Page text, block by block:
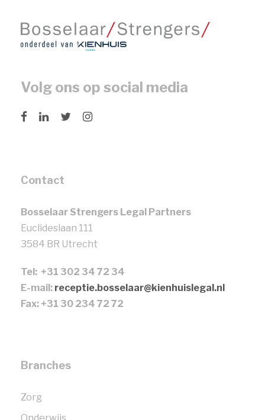
Volg ons op social media
Contact
Bosselaar Strengers Legal Partners
Euclideslaan 111
3584 BR Utrecht
Tel: +31 302 34 72 34
E-mail: receptie.bosselaar@kienhuislegal.nl
Fax: +31 30 234 72 72
Branches
Zorg